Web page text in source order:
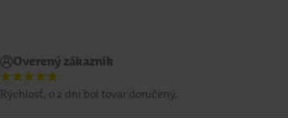
Overený zákazník
Rýchlosť, o 2 dni bol tovar doručený.